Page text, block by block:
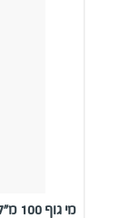
מי גוף 100 מ"ל ב-45 ₪ במקום 99.90 ₪